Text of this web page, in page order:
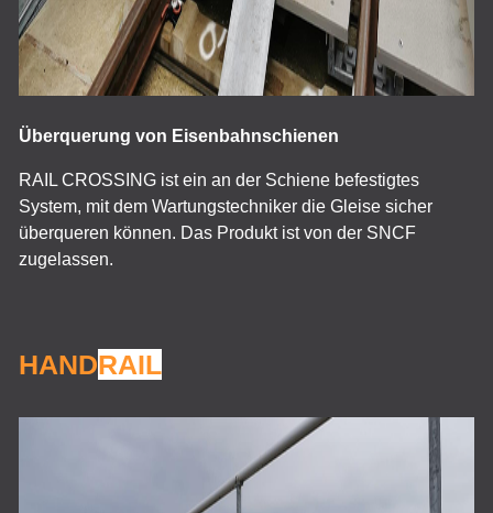
Überquerung von Eisenbahnschienen
RAIL CROSSING ist ein an der Schiene befestigtes
System, mit dem Wartungstechniker die Gleise sicher
überqueren können. Das Produkt ist von der SNCF
zugelassen.
HANDRAIL